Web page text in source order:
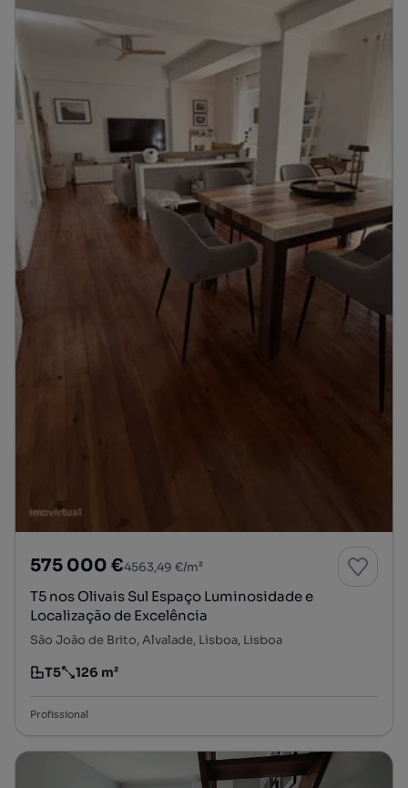
575 000 €4563,49 €/m²
T5 nos Olivais Sul Espaço Luminosidade e
Localização de Excelência
São João de Brito, Alvalade, Lisboa, Lisboa
Tipologia
T5
Preço por metro quadrado
126 m²
Profissional